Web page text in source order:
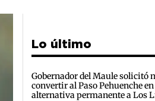
Lo último
Gobernador del Maule solicitó
convertir al Paso Pehuenche
alternativa permanente a Los